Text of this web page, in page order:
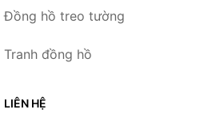
Đồng hồ treo tường
Tranh đồng hồ
LIÊN HỆ